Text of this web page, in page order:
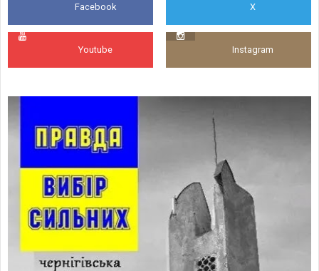
Facebook X
Youtube Instagram